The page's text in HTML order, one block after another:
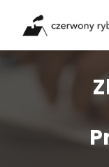
content